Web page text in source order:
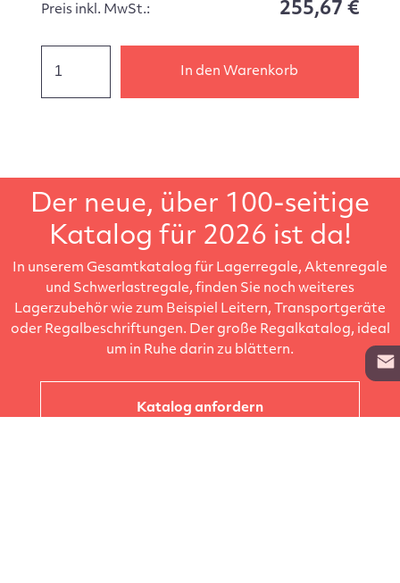
Preis inkl. MwSt.:
255,67 €
In den Warenkorb
Der neue, über 100-seitige
Katalog für 2026 ist da!
In unserem Gesamtkatalog für Lagerregale, Aktenregale
und Schwerlastregale, finden Sie noch weiteres
Lagerzubehör wie zum Beispiel Leitern, Transportgeräte
oder Regalbeschriftungen. Der große Regalkatalog, ideal
um in Ruhe darin zu blättern.
Katalog anfordern